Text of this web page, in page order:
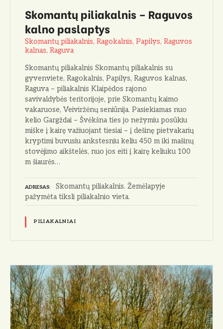
Skomantų piliakalnis – Raguvos
kalno paslaptys
Skomantų piliakalnis, Ragokalnis, Papilys, Raguvos
kalnas, Raguva
Skomantų piliakalnis Skomantų piliakalnis su
gyvenviete, Ragokalnis, Papilys, Raguvos kalnas,
Raguva – piliakalnis Klaipėdos rajono
savivaldybės teritorijoje, prie Skomantų kaimo
vakaruose, Veiviržėnų seniūnija. Pasiekiamas nuo
kelio Gargždai – Švėkšna ties jo nežymiu posūkiu
miške į kairę važiuojant tiesiai – į dešinę pietvakarių
kryptimi buvusiu ankstesniu keliu 450 m iki mašinų
stovėjimo aikštelės, nuo jos eiti į kairę keliuku 100
m šiaurės…
ADRESAS
Skomantų piliakalnis. Žemėlapyje
pažymėta tiksli piliakalnio vieta.
PILIAKALNIAI